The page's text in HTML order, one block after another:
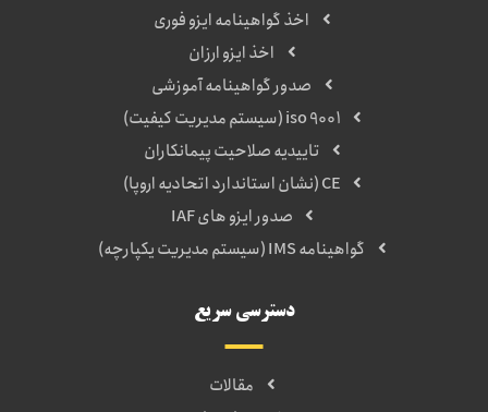
اخذ گواهینامه ایزو فوری
اخذ ایزو ارزان
صدور گواهینامه آموزشی
iso 9001 (سیستم مدیریت کیفیت)
تاییدیه صلاحیت پیمانکاران
CE (نشان استاندارد اتحادیه اروپا)
صدور ایزو های IAF
گواهینامه IMS (سیستم مدیریت یکپارچه)
دسترسی سریع
مقالات